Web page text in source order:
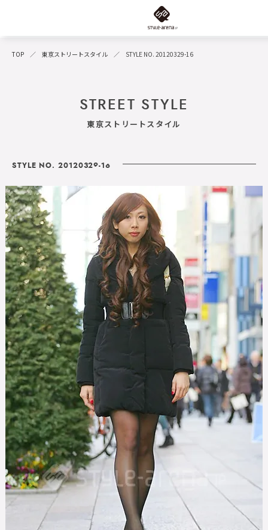
TOP 東京ストリートスタイル STYLE NO. 20120329-16
STREET STYLE
東京ストリートスタイル
STYLE NO. 20120329-16